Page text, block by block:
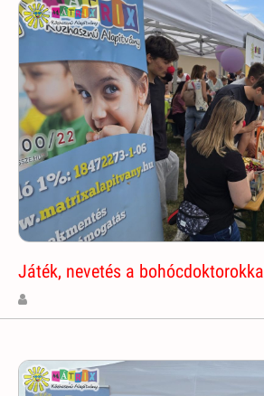
Játék, nevetés a bohócdoktorokkal